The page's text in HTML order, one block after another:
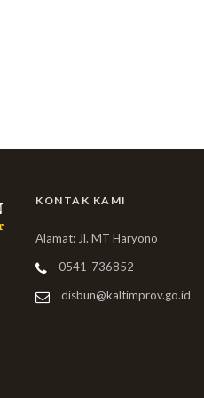
KONTAK KAMI
Alamat: Jl. MT Haryono
0541-736852
disbun@kaltimprov.go.id